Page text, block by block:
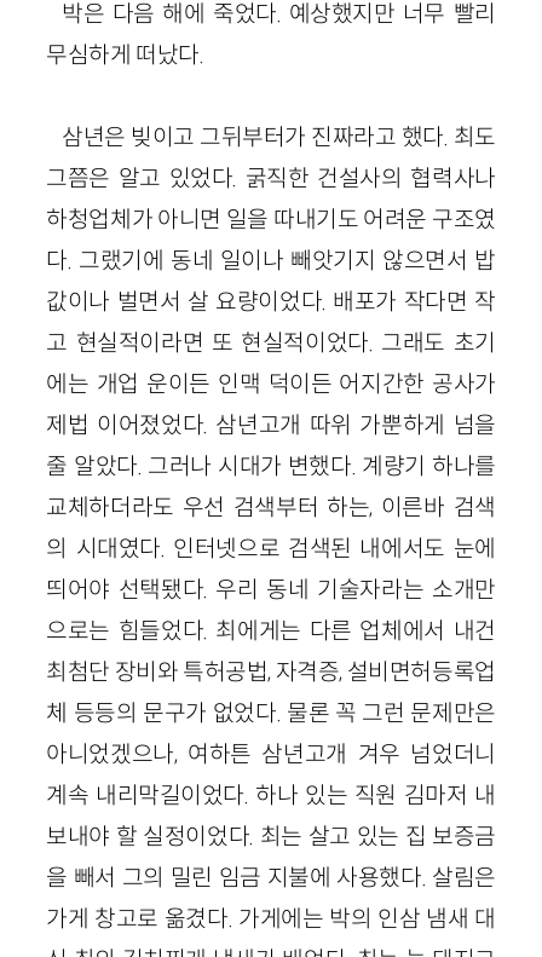
박은 다음 해에 죽었다. 예상했지만 너무 빨리
무심하게 떠났다.
삼년은 빚이고 그뒤부터가 진짜라고 했다. 최도
그쯤은 알고 있었다. 굵직한 건설사의 협력사나
하청업체가 아니면 일을 따내기도 어려운 구조였
다. 그랬기에 동네 일이나 빼앗기지 않으면서 밥
값이나 벌면서 살 요량이었다. 배포가 작다면 작
고 현실적이라면 또 현실적이었다. 그래도 초기
에는 개업 운이든 인맥 덕이든 어지간한 공사가
제법 이어졌었다. 삼년고개 따위 가뿐하게 넘을
줄 알았다. 그러나 시대가 변했다. 계량기 하나를
교체하더라도 우선 검색부터 하는, 이른바 검색
의 시대였다. 인터넷으로 검색된 내에서도 눈에
띄어야 선택됐다. 우리 동네 기술자라는 소개만
으로는 힘들었다. 최에게는 다른 업체에서 내건
최첨단 장비와 특허공법, 자격증, 설비면허등록업
체 등등의 문구가 없었다. 물론 꼭 그런 문제만은
아니었겠으나, 여하튼 삼년고개 겨우 넘었더니
계속 내리막길이었다. 하나 있는 직원 김마저 내
보내야 할 실정이었다. 최는 살고 있는 집 보증금
을 빼서 그의 밀린 임금 지불에 사용했다. 살림은
가게 창고로 옮겼다. 가게에는 박의 인삼 냄새 대